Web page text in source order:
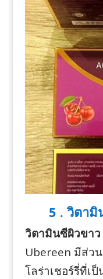
5 . วิตา
วิตามินซีผิวขาว
Ubereen มีส่ว
โลร่าเชอร์รี่ที่เ